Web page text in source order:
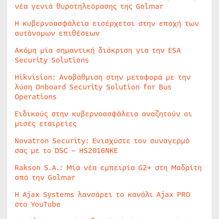
νέα γενιά θυροτηλεόρασης της Golmar
Η κυβερνοασφάλεια εισέρχεται στην εποχή των
αυτόνομων επιθέσεων
Ακόμη μία σημαντική διάκριση για την ESA
Security Solutions
Hikvision: Αναβάθμιση στην μεταφορά με την
λύση Onboard Security Solution for Bus
Operations
Ειδικούς στην κυβερνοασφάλεια αναζητούν οι
μισές εταιρείες
Novatron Security: Ενισχύστε τον συναγερμό
σας με το DSC – HS2016NKE
Rakson S.A.: Μία νέα εμπειρία G2+ στη Μαδρίτη
από την Golmar
Η Ajax Systems λανσάρει το κανάλι Ajax PRO
στο YouTube